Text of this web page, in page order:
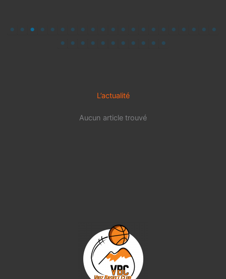
L’actualité
Aucun article trouvé